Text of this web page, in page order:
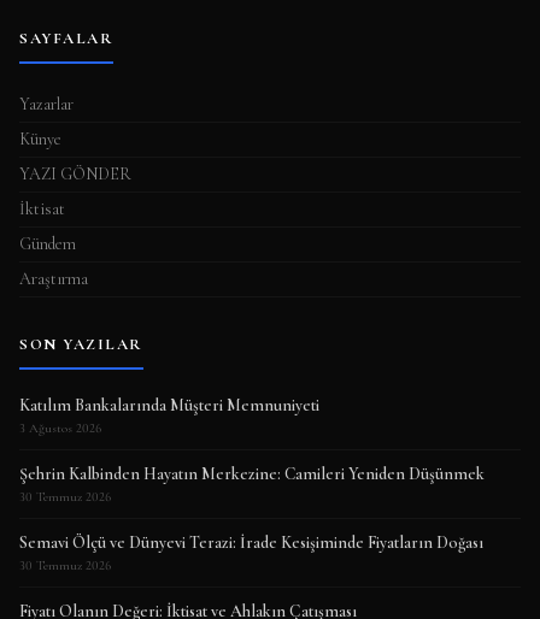
SAYFALAR
Yazarlar
Künye
YAZI GÖNDER
İktisat
Gündem
Araştırma
SON YAZILAR
Katılım Bankalarında Müşteri Memnuniyeti
3 Ağustos 2026
Şehrin Kalbinden Hayatın Merkezine: Camileri Yeniden Düşünmek
30 Temmuz 2026
Semavi Ölçü ve Dünyevi Terazi: İrade Kesişiminde Fiyatların Doğası
30 Temmuz 2026
Fiyatı Olanın Değeri: İktisat ve Ahlakın Çatışması